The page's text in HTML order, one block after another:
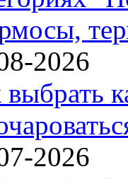
2026
выбрать
2026